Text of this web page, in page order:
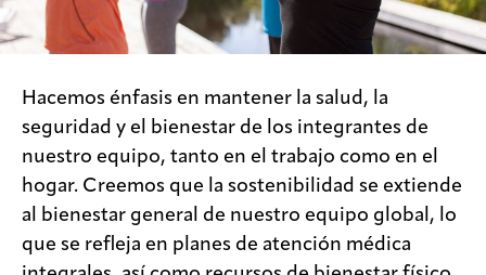
Hacemos énfasis en mantener la salud, la
seguridad y el bienestar de los integrantes de
nuestro equipo, tanto en el trabajo como en el
hogar. Creemos que la sostenibilidad se extiende
al bienestar general de nuestro equipo global, lo
que se refleja en planes de atención médica